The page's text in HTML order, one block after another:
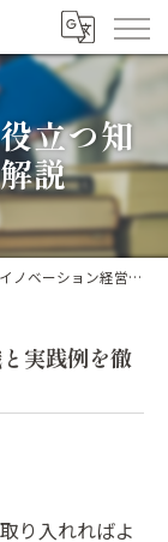
立つ知
説
イノベーション経営に役立つ知識と実践例を徹底解説
実践例を徹
り入れればよ